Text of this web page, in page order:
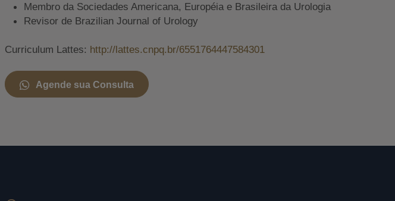
Membro da Sociedades Americana, Européia e Brasileira da Urologia
Revisor de Brazilian Journal of Urology
Curriculum Lattes: http://lattes.cnpq.br/6551764447584301
Agende sua Consulta